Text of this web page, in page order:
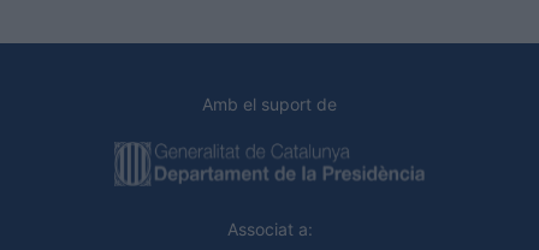
Amb el suport de
Associat a: